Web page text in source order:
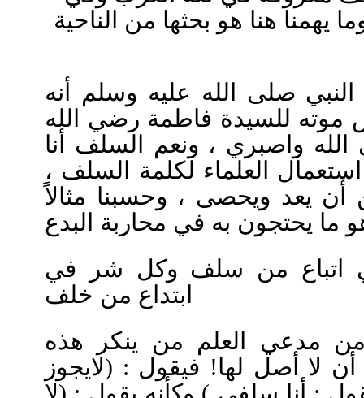
يهمنا هنا هو بحثها من الناحية
صلى الله عليه وسلم أنه
للسيدة فاطمة رضي الله
الله واصبري ، ونعم السلف أنا
العلماء لكلمة السلف ،
أن يعد ويحصى ، وحسبنا مثالاً
اتباع من سلف وكل شر في
ابتداع من خلف
مدعي العلم من ينكر هذه
أن لا أصل لها! فيقول : (لايجوز